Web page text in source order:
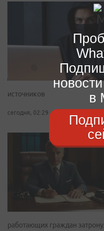
источников
сегодня, 02:29
работающих граждан
в